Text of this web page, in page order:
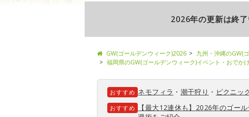
2026年の更新は終
GW(ゴールデンウィーク)2026
九州・沖縄のGW(
福岡県のGW(ゴールデンウィーク)イベント・おでか
おすすめ ネモフィラ ・ 潮干狩り ・ ピクニッ
おすすめ
【最大12連休も】2026年のゴー